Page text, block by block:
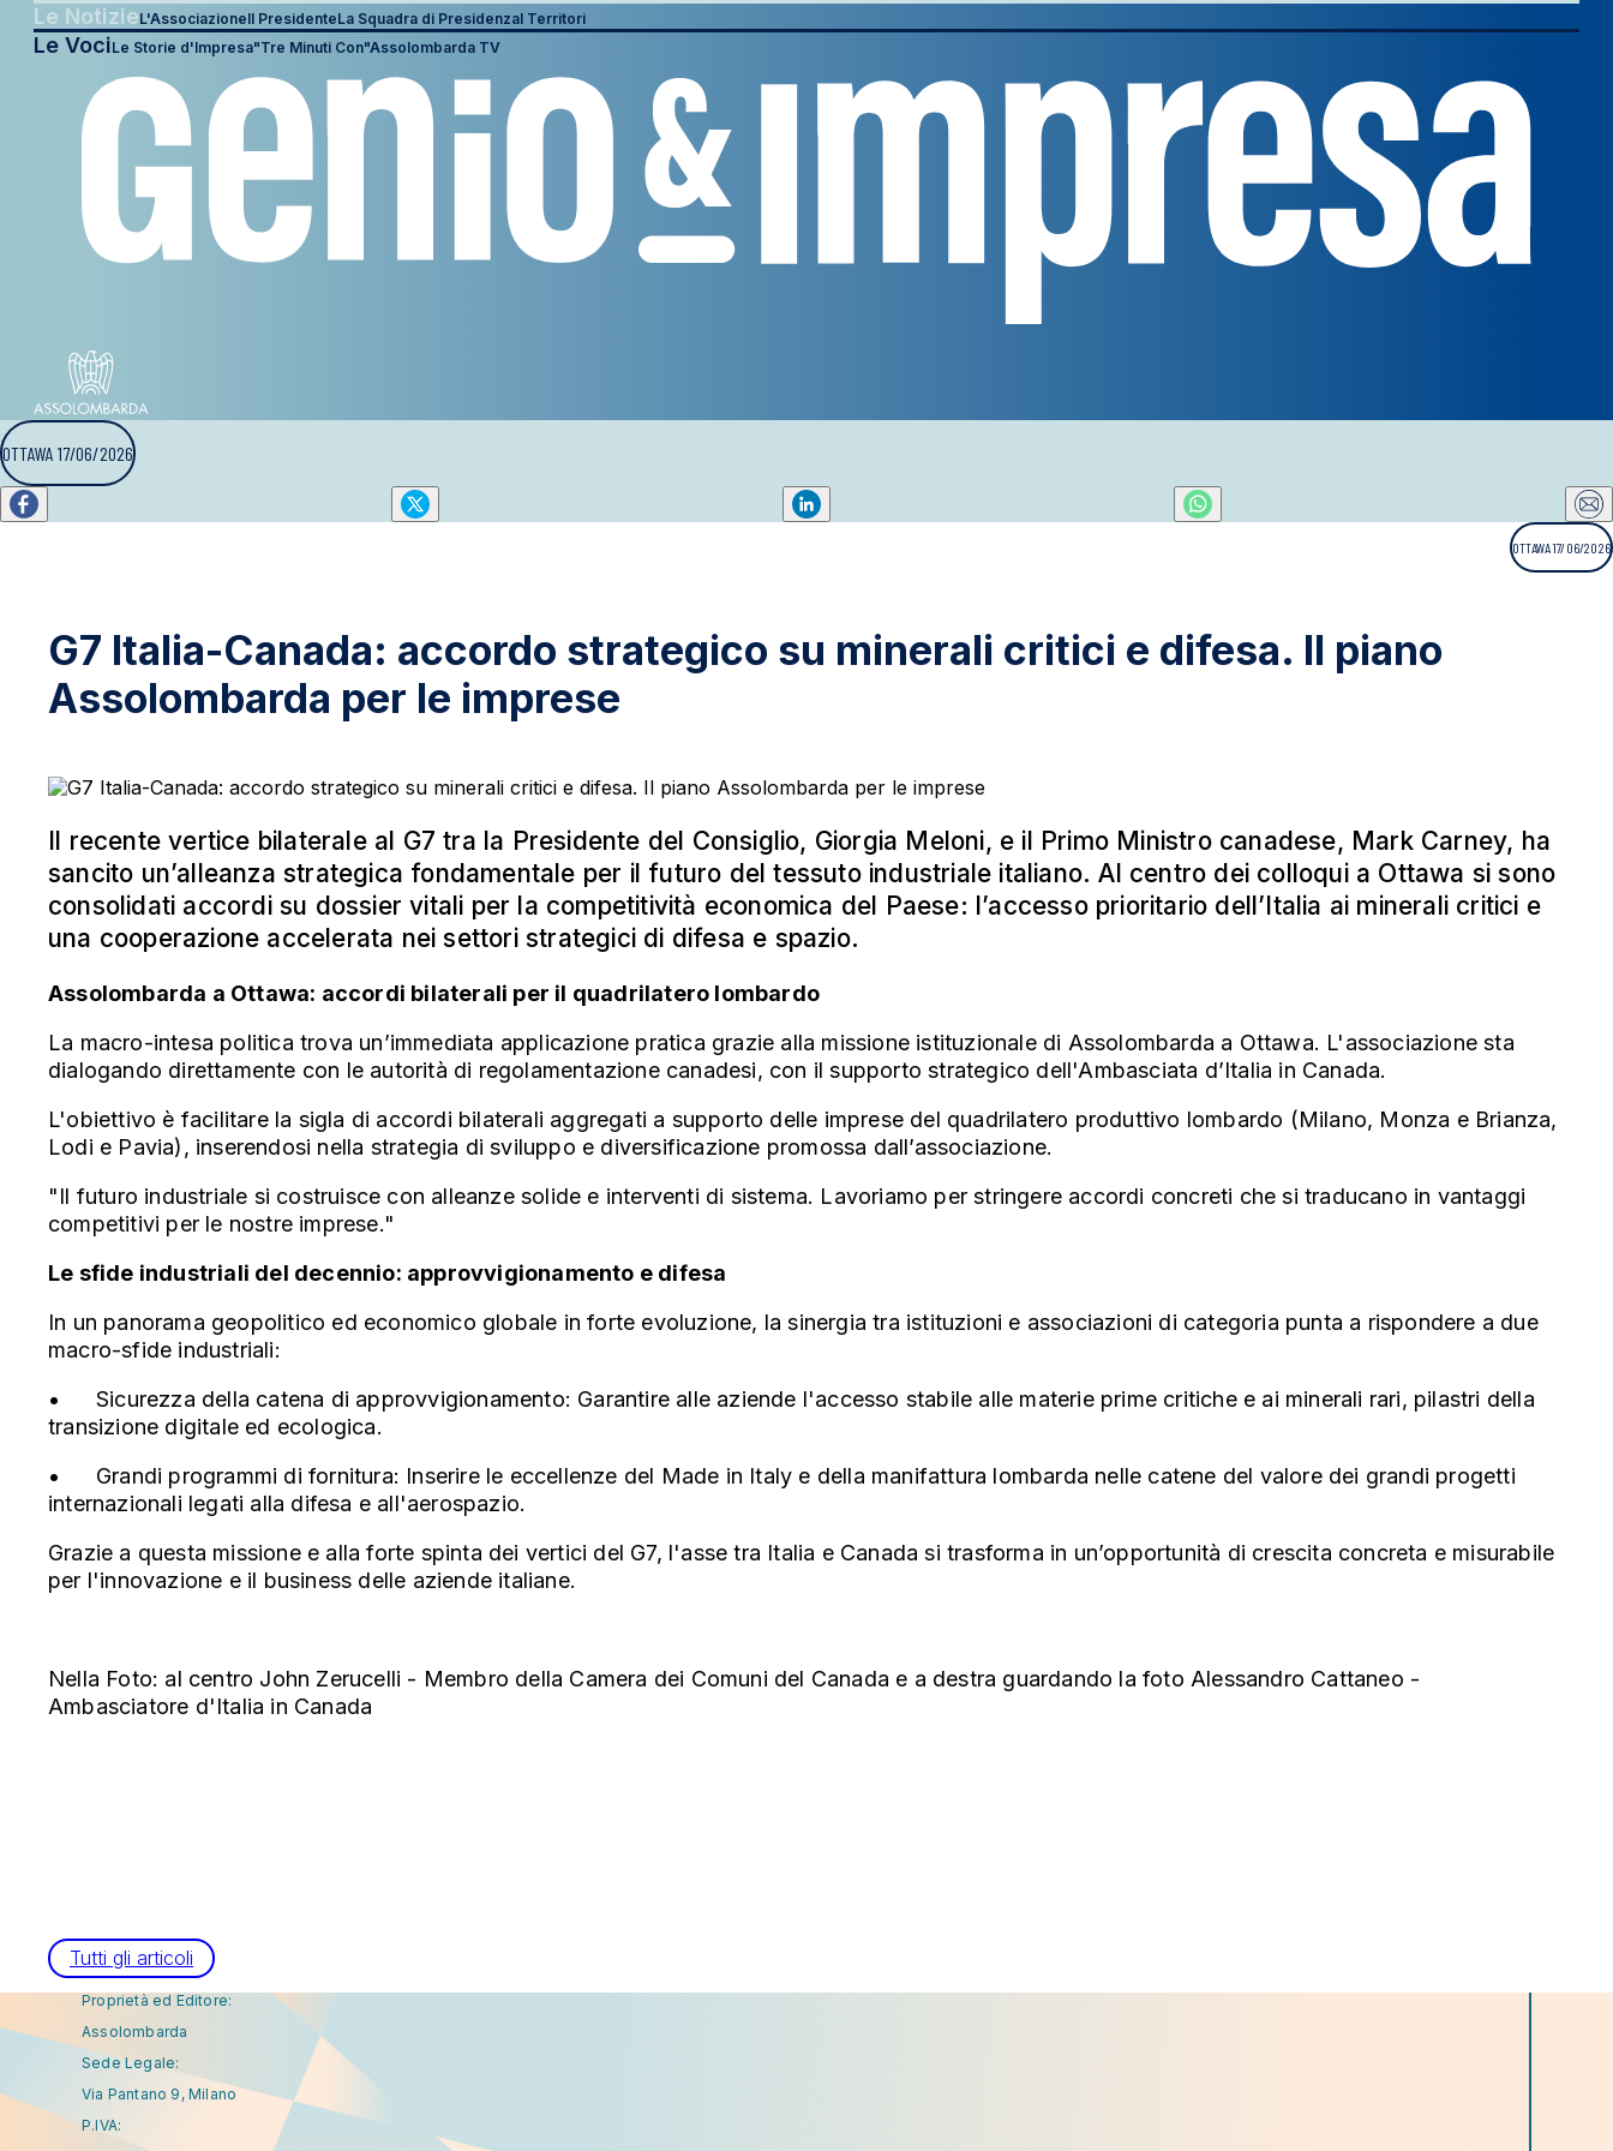
Le NotizieL'AssociazioneIl PresidenteLa Squadra di PresidenzaI Territori
Le VociLe Storie d'Impresa"Tre Minuti Con"Assolombarda TV
OTTAWA 17/06/2026
OTTAWA 17/06/2026
G7 Italia-Canada: accordo strategico su minerali critici e difesa. Il piano
Assolombarda per le imprese
Il recente vertice bilaterale al G7 tra la Presidente del Consiglio, Giorgia Meloni, e il Primo Ministro canadese, Mark Carney, ha
sancito un’alleanza strategica fondamentale per il futuro del tessuto industriale italiano. Al centro dei colloqui a Ottawa si sono
consolidati accordi su dossier vitali per la competitività economica del Paese: l’accesso prioritario dell’Italia ai minerali critici e
una cooperazione accelerata nei settori strategici di difesa e spazio.
Assolombarda a Ottawa: accordi bilaterali per il quadrilatero lombardo
La macro-intesa politica trova un’immediata applicazione pratica grazie alla missione istituzionale di Assolombarda a Ottawa. L'associazione sta
dialogando direttamente con le autorità di regolamentazione canadesi, con il supporto strategico dell'Ambasciata d’Italia in Canada.
L'obiettivo è facilitare la sigla di accordi bilaterali aggregati a supporto delle imprese del quadrilatero produttivo lombardo (Milano, Monza e Brianza,
Lodi e Pavia), inserendosi nella strategia di sviluppo e diversificazione promossa dall’associazione.
"Il futuro industriale si costruisce con alleanze solide e interventi di sistema. Lavoriamo per stringere accordi concreti che si traducano in vantaggi
competitivi per le nostre imprese."
Le sfide industriali del decennio: approvvigionamento e difesa
In un panorama geopolitico ed economico globale in forte evoluzione, la sinergia tra istituzioni e associazioni di categoria punta a rispondere a due
macro-sfide industriali:
•
Sicurezza della catena di approvvigionamento: Garantire alle aziende l'accesso stabile alle materie prime critiche e ai minerali rari, pilastri della
transizione digitale ed ecologica.
•
Grandi programmi di fornitura: Inserire le eccellenze del Made in Italy e della manifattura lombarda nelle catene del valore dei grandi progetti
internazionali legati alla difesa e all'aerospazio.
Grazie a questa missione e alla forte spinta dei vertici del G7, l'asse tra Italia e Canada si trasforma in un’opportunità di crescita concreta e misurabile
per l'innovazione e il business delle aziende italiane.
Nella Foto: al centro John Zerucelli - Membro della Camera dei Comuni del Canada e a destra guardando la foto Alessandro Cattaneo -
Ambasciatore d'Italia in Canada
Tutti gli articoli
Proprietà ed Editore:
Assolombarda
Sede Legale:
Via Pantano 9, Milano
P.IVA: